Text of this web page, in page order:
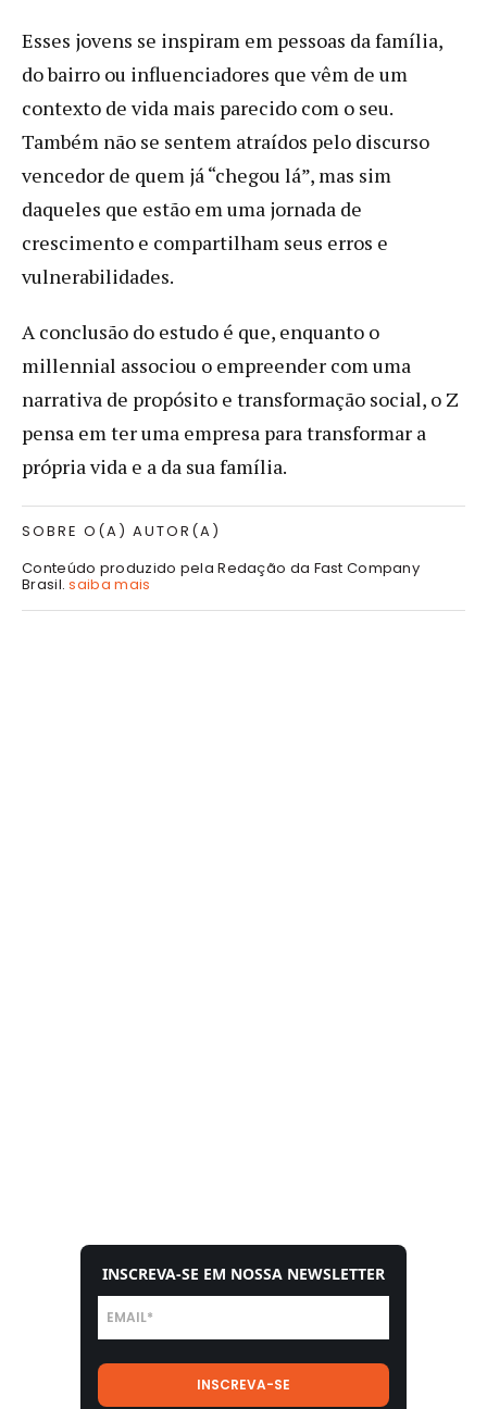
Esses jovens se inspiram em pessoas da família,
do bairro ou influenciadores que vêm de um
contexto de vida mais parecido com o seu.
Também não se sentem atraídos pelo discurso
vencedor de quem já “chegou lá”, mas sim
daqueles que estão em uma jornada de
crescimento e compartilham seus erros e
vulnerabilidades.
A conclusão do estudo é que, enquanto o
millennial associou o empreender com uma
narrativa de propósito e transformação social, o Z
pensa em ter uma empresa para transformar a
própria vida e a da sua família.
SOBRE O(A) AUTOR(A)
Conteúdo produzido pela Redação da Fast Company
Brasil.saiba mais
INSCREVA-SE EM NOSSA NEWSLETTER